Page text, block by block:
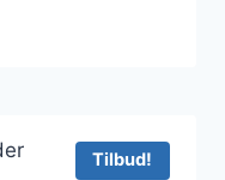
Tilbud!